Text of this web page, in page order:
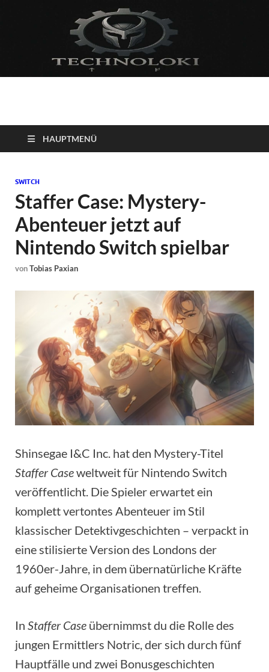
Technoloki: Gaming
und Entertainment
News
Blockbuster, Indie-Perlen und Retro-Klassiker.
HAUPTMENÜ
SWITCH
Staffer Case: Mystery-
Abenteuer jetzt auf
Nintendo Switch spielbar
vonTobias Paxian
Shinsegae I&C Inc. hat den Mystery-Titel
Staffer Caseweltweit für Nintendo Switch
veröffentlicht. Die Spieler erwartet ein
komplett vertontes Abenteuer im Stil
klassischer Detektivgeschichten – verpackt in
eine stilisierte Version des Londons der
1960er-Jahre, in dem übernatürliche Kräfte
auf geheime Organisationen treffen.
In Staffer Case übernimmst du die Rolle des
jungen Ermittlers Notric, der sich durch fünf
Hauptfälle und zwei Bonusgeschichten